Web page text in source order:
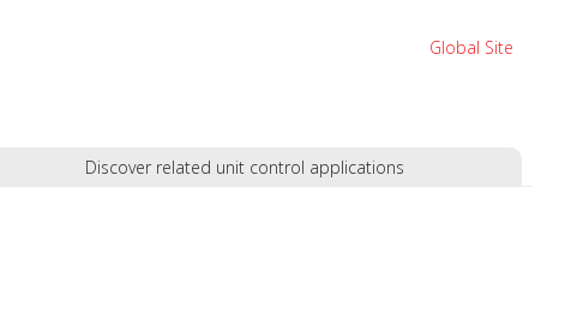
Global Site
Discover related unit control applications